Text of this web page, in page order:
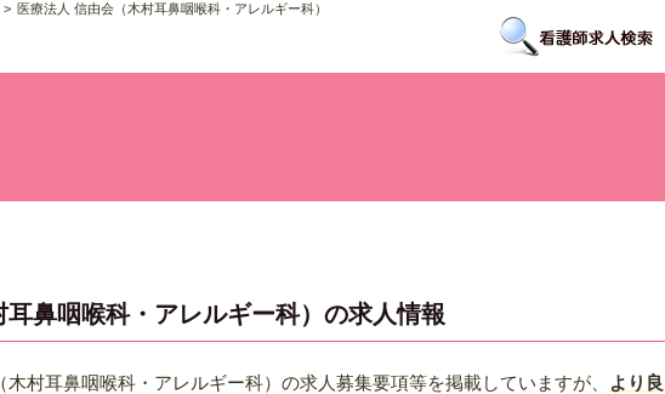
鼻咽喉科・アレルギー科）の求人情報
村耳鼻咽喉科・アレルギー科）の求人募集要項等を掲載していますが、
より
医療法人 信由会（木村耳鼻咽喉科・アレルギー科）